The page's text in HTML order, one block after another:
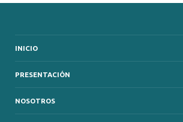
INICIO
PRESENTACIÓN
NOSOTROS